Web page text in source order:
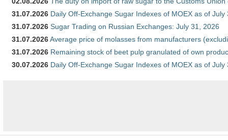
31.07.2026 Daily Off-Exchange Sugar Indexes of MOEX as of July
31.07.2026 Sugar Trading on Russian Exchanges: July 31, 2026
31.07.2026Average price of molasses from manufacturers
31.07.2026 Remaining stock of beet pulp granulated of own
30.07.2026 Daily Off-Exchange Sugar Indexes of MOEX as of July